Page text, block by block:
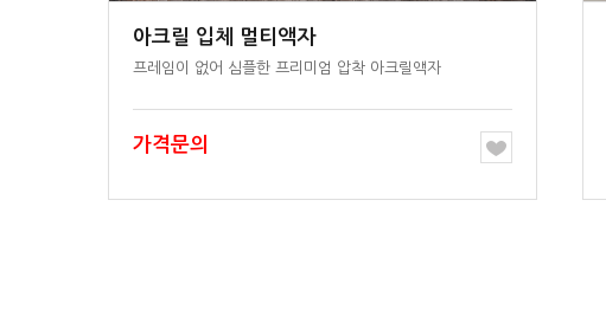
아크릴 입체 멀티액자
프레임이 없어 심플한 프리미엄 압착 아크릴액자
가격문의